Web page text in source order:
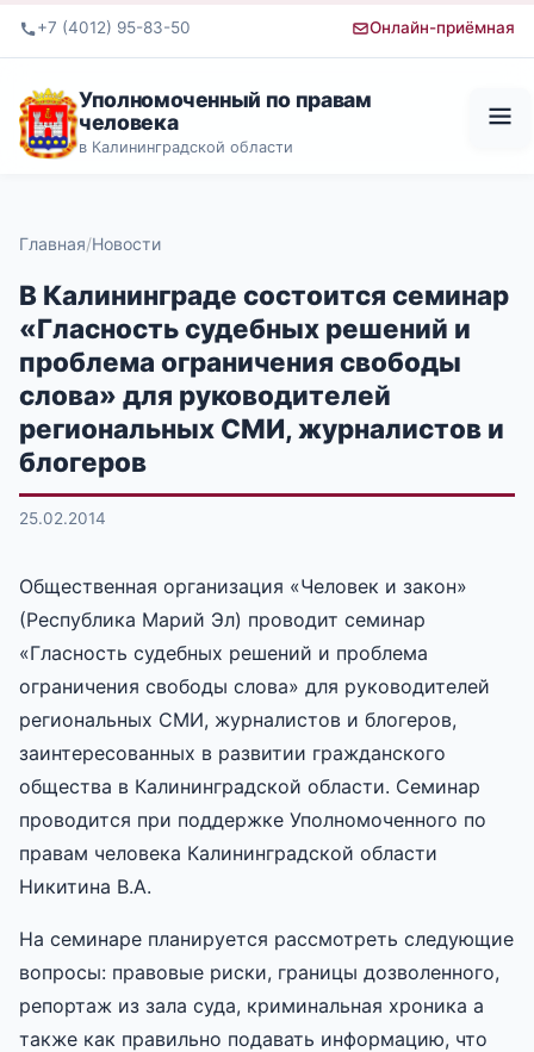
+7 (4012) 95-83-50 Онлайн-приёмная
Уполномоченный по правам
человека
в Калининградской области
Главная Новости
В Калининграде состоится семинар
«Гласность судебных решений и
проблема ограничения свободы
слова» для руководителей
региональных СМИ, журналистов и
блогеров
25.02.2014
Oбщественная организация «Человек и закон»
(Республика Марий Эл) проводит семинар
«Гласность судебных решений и проблема
ограничения свободы слова» для руководителей
региональных СМИ, журналистов и блогеров,
заинтересованных в развитии гражданского
общества в Калининградской области. Семинар
проводится при поддержке Уполномоченного по
правам человека Калининградской области
Никитина В.А.
На семинаре планируется рассмотреть следующие
вопросы: правовые риски, границы дозволенного,
репортаж из зала суда, криминальная хроника а
также как правильно подавать информацию, что